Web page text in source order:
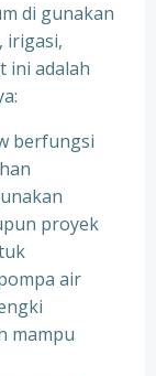
di gunakan
irigasi,
ini adalah
berfungsi
proyek
air
mampu